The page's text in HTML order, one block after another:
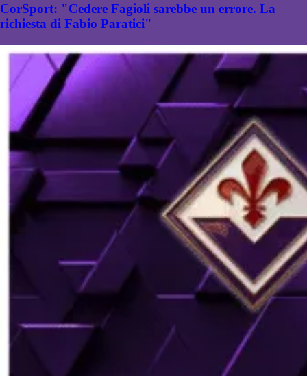
CorSport: "Cedere Fagioli sarebbe un errore. La
richiesta di Fabio Paratici"